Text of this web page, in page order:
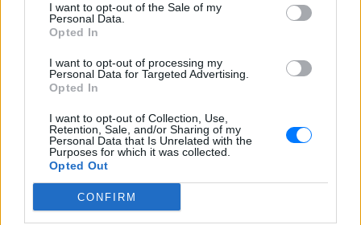
I want to opt-out of the Sale of my
Personal Data.
Opted In
I want to opt-out of processing my
Personal Data for Targeted Advertising.
Opted In
I want to opt-out of Collection, Use,
Retention, Sale, and/or Sharing of my
Personal Data that Is Unrelated with the
Purposes for which it was collected.
Opted Out
CONFIRM
ΣΤΗΝ ΙΔΙΑ ΚΑΤΗΓΟΡΙΑ
Πού εξαφανίστηκε η Dido; Η
τραγουδίστρια που πούλησε 40
ΠΡΙΝ 5 ΏΡΕΣ
Με επιτυχίες όπως τα «Thank You»,
«White Flag» και τη θρυλική συνεργασία
έγινε μία από τις μεγαλύτερες ποπ σταρ